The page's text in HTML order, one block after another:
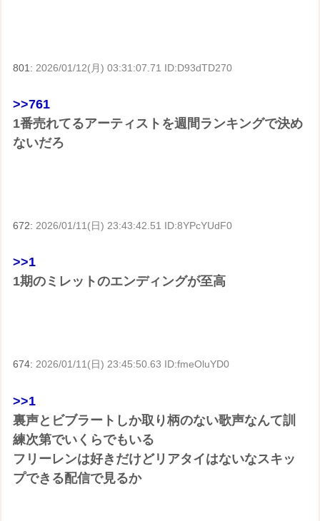
801: 2026/01/12(月) 03:31:07.71 ID:D93dTD270
>>761
1番売れてるアーティストを週間ランキングで決め
ないだろ
672: 2026/01/11(日) 23:43:42.51 ID:8YPcYUdF0
>>1
1期のミレットのエンディングが至高
674:2026/01/11(日) 23:45:50.63 ID:fmeOluYD0
>>1
裏声とビブラートしか取り柄のない歌声なんて訓
練次第でいくらでもいる
フリーレンは好きだけどリアタイはないなスキッ
プできる配信で見るか